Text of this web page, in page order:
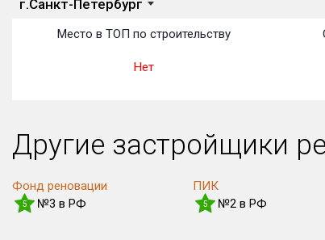
г.Санкт-Петербург
Место в ТОП по строительству
Нет
Другие застройщики
Фонд реновации
5 №3 в РФ
ПИК
5 №2 в РФ